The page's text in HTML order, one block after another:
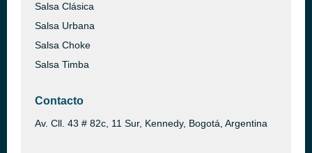
Salsa Clásica
Salsa Urbana
Salsa Choke
Salsa Timba
Contacto
Av. Cll. 43 # 82c, 11 Sur, Kennedy, Bogotá, Argentina